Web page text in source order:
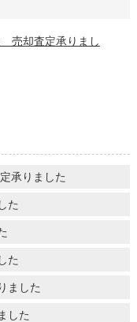
売却査定承りまし
承りました
た
た
ました
した